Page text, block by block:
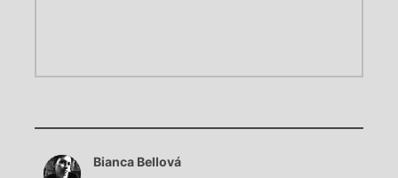
Načítá se.
Chviličku.
Načítá se.
Bianca Bellová